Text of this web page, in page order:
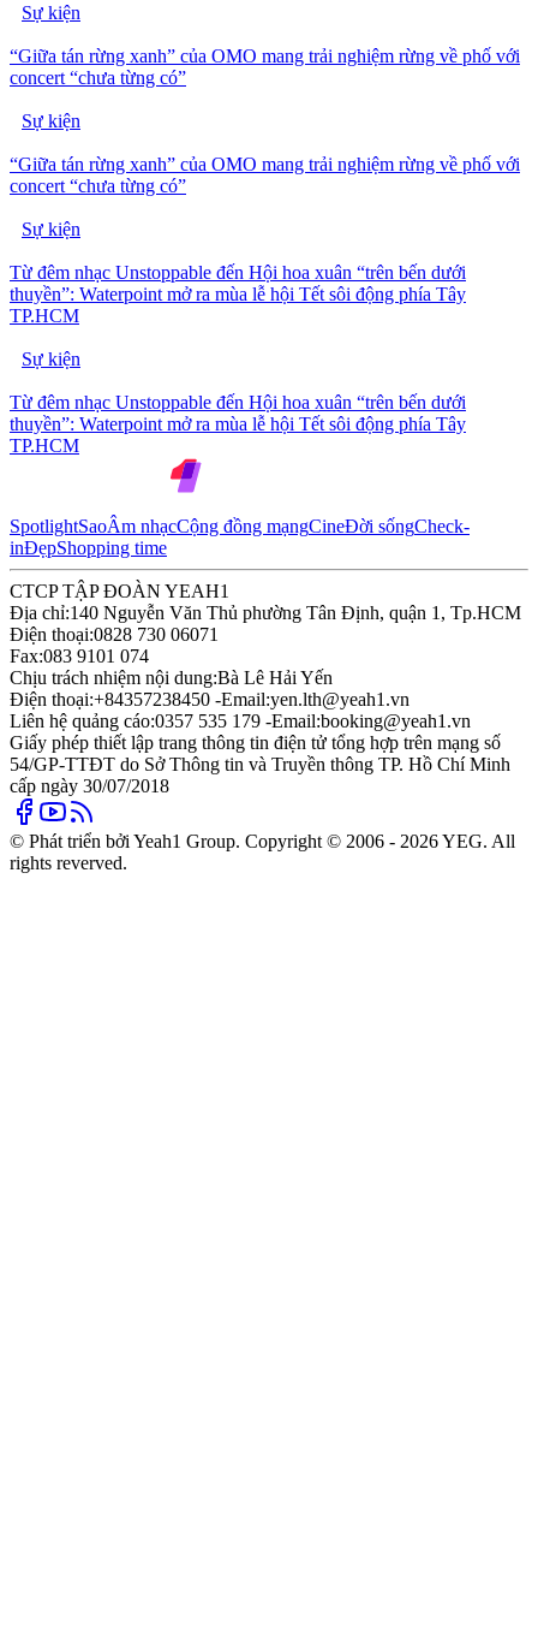
Sự kiện
“Giữa tán rừng xanh” của OMO mang trải nghiệm rừng về phố với
concert “chưa từng có”
Sự kiện
“Giữa tán rừng xanh” của OMO mang trải nghiệm rừng về phố với
concert “chưa từng có”
Sự kiện
Từ đêm nhạc Unstoppable đến Hội hoa xuân “trên bến dưới
thuyền”: Waterpoint mở ra mùa lễ hội Tết sôi động phía Tây
TP.HCM
Sự kiện
Từ đêm nhạc Unstoppable đến Hội hoa xuân “trên bến dưới
thuyền”: Waterpoint mở ra mùa lễ hội Tết sôi động phía Tây
TP.HCM
SpotlightSaoÂm nhạcCộng đồng mạngCineĐời sốngCheck-
inĐẹpShopping time
CTCP TẬP ĐOÀN YEAH1
Địa chỉ:140 Nguyễn Văn Thủ phường Tân Định, quận 1, Tp.HCM
Điện thoại:0828 730 06071
Fax:083 9101 074
Chịu trách nhiệm nội dung:Bà Lê Hải Yến
Điện thoại:+84357238450 -Email:yen.lth@yeah1.vn
Liên hệ quảng cáo:0357 535 179 -Email:booking@yeah1.vn
Giấy phép thiết lập trang thông tin điện tử tổng hợp trên mạng số
54/GP-TTĐT do Sở Thông tin và Truyền thông TP. Hồ Chí Minh
cấp ngày 30/07/2018
© Phát triển bởi Yeah1 Group. Copyright © 2006 - 2026 YEG. All
rights reverved.